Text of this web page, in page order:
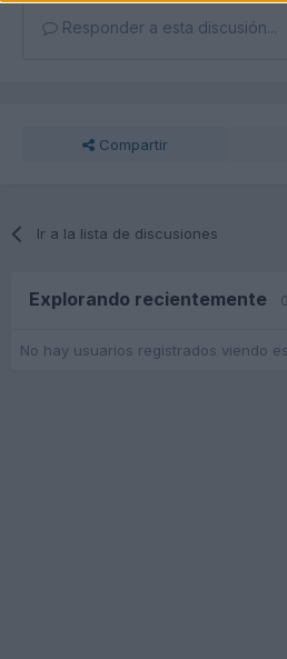
Responder a esta discusión...
Compartir
Ir a la lista de discusiones
Explorando recientemente
No hay usuarios registrados viendo